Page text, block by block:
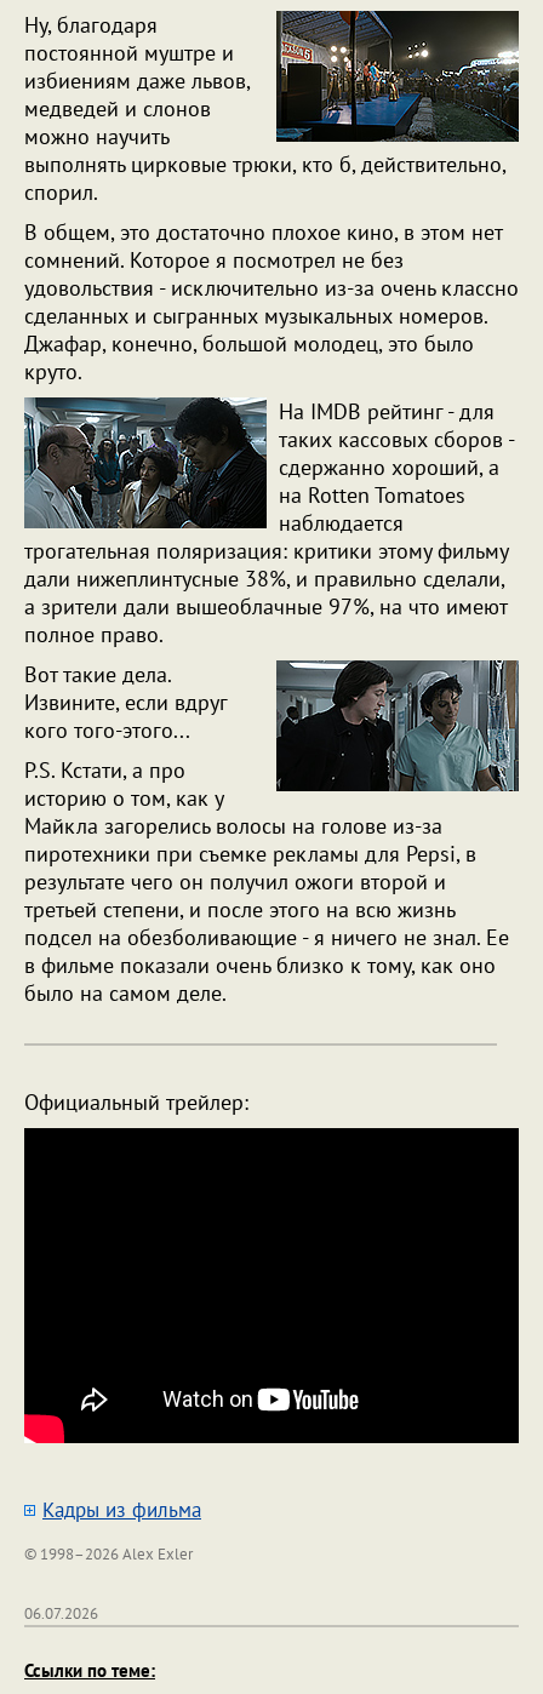
Ну, благодаря
постоянной муштре и
избиениям даже львов,
медведей и слонов
можно научить
выполнять цирковые трюки, кто б, действительно,
спорил.
В общем, это достаточно плохое кино, в этом нет
сомнений. Которое я посмотрел не без
удовольствия - исключительно из-за очень классно
сделанных и сыгранных музыкальных номеров.
Джафар, конечно, большой молодец, это было
круто.
На IMDB рейтинг - для
таких кассовых сборов -
сдержанно хороший, а
на Rotten Tomatoes
наблюдается
трогательная поляризация: критики этому фильму
дали нижеплинтусные 38%, и правильно сделали,
а зрители дали вышеоблачные 97%, на что имеют
полное право.
Вот такие дела.
Извините, если вдруг
кого того-этого...
P.S. Кстати, а про
историю о том, как у
Майкла загорелись волосы на голове из-за
пиротехники при съемке рекламы для Pepsi, в
результате чего он получил ожоги второй и
третьей степени, и после этого на всю жизнь
подсел на обезболивающие - я ничего не знал. Ее
в фильме показали очень близко к тому, как оно
было на самом деле.
Официальный трейлер:
Кадры из фильма
© 1998–2026 Alex Exler
06.07.2026
Ссылки по теме: